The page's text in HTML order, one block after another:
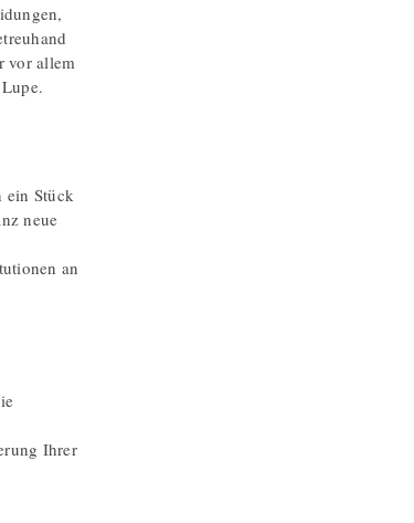
vor allem
ein Stück
neue
an
Ihrer